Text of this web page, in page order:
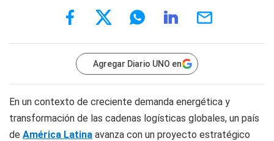
Agregar Diario UNO en
En un contexto de creciente demanda energética y
transformación de las cadenas logísticas globales, un país
de América Latina avanza con un proyecto estratégico